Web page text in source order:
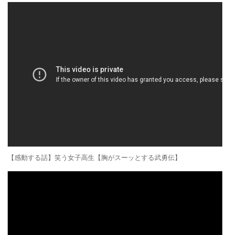
【感動する話】笑う女子高生【胸がスーッとする武勇伝】